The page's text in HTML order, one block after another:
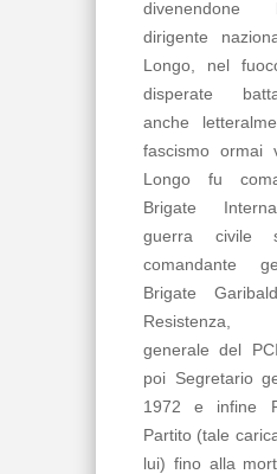
dirigente
Longo, nel
disperate
anche
fascismo ormai
Longo fu
Brigate
guerra civile
comandante
Brigate
Resistenza,
generale del
poi Segretario
1972 e infine
Partito (tale
lui) fino alla